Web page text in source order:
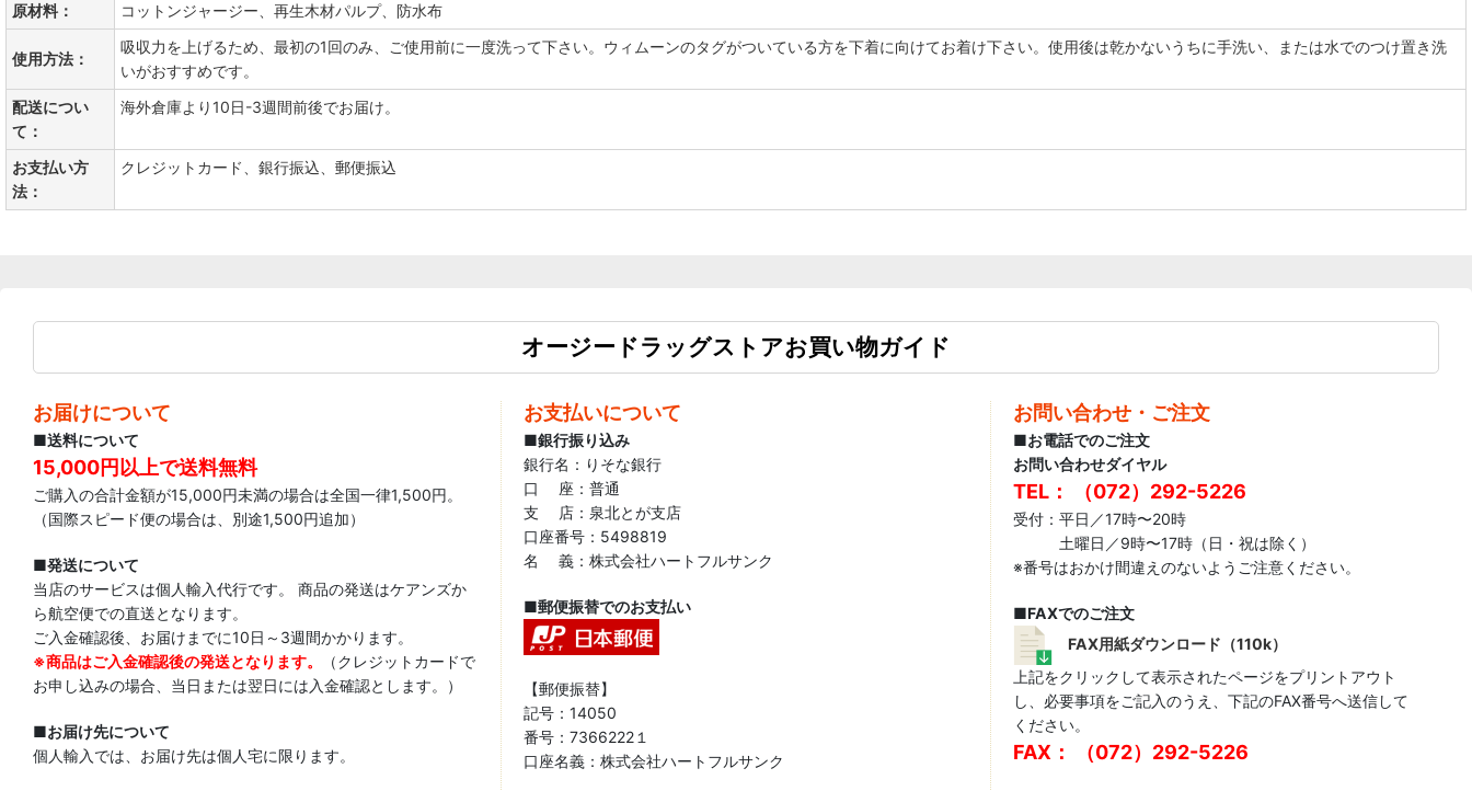
原材料：
コットンジャージー、再生木材パルプ、防水布
使用方法：
吸収力を上げるため、最初の1回のみ、ご使用前に一度洗って下さい。ウィムーンのタグがついている方を下着に向けてお着け下さい。使用後は乾かないうちに手洗い、または水でのつけ置き洗
いがおすすめです。
配送につい
て：
海外倉庫より10日-3週間前後でお届け。
お支払い方
法：
クレジットカード、銀行振込、郵便振込
オージードラッグストアお買い物ガイド
お届けについて
■送料について
15,000円以上で送料無料
ご購入の合計金額が15,000円未満の場合は全国一律1,500円。
（国際スピード便の場合は、別途1,500円追加）
■発送について
当店のサービスは個人輸入代行です。 商品の発送はケアンズか
ら航空便での直送となります。
ご入金確認後、お届けまでに10日～3週間かかります。
※商品はご入金確認後の発送となります。
（クレジットカードで
お申し込みの場合、当日または翌日には入金確認とします。）
■お届け先について
個人輸入では、お届け先は個人宅に限ります。
お支払いについて
■銀行振り込み
銀行名：りそな銀行
口 座：普通
支 店：泉北とが支店
口座番号：5498819
名 義：株式会社ハートフルサンク
■郵便振替でのお支払い
【郵便振替】
記号：14050
番号：7366222１
口座名義：株式会社ハートフルサンク
お問い合わせ・ご注文
■お電話でのご注文
お問い合わせダイヤル
TEL： （072）292-5226
受付：平日／17時〜20時
土曜日／9時〜17時（日・祝は除く）
※番号はおかけ間違えのないようご注意ください。
■FAXでのご注文
FAX用紙ダウンロード（110k）
上記をクリックして表示されたページをプリントアウト
し、必要事項をご記入のうえ、下記のFAX番号へ送信して
ください。
FAX： （072）292-5226